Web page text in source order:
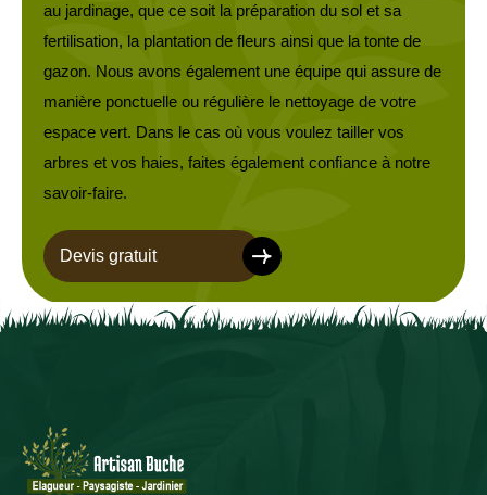
au jardinage, que ce soit la préparation du sol et sa
fertilisation, la plantation de fleurs ainsi que la tonte de
gazon. Nous avons également une équipe qui assure de
manière ponctuelle ou régulière le nettoyage de votre
espace vert. Dans le cas où vous voulez tailler vos
arbres et vos haies, faites également confiance à notre
savoir-faire.
Devis gratuit